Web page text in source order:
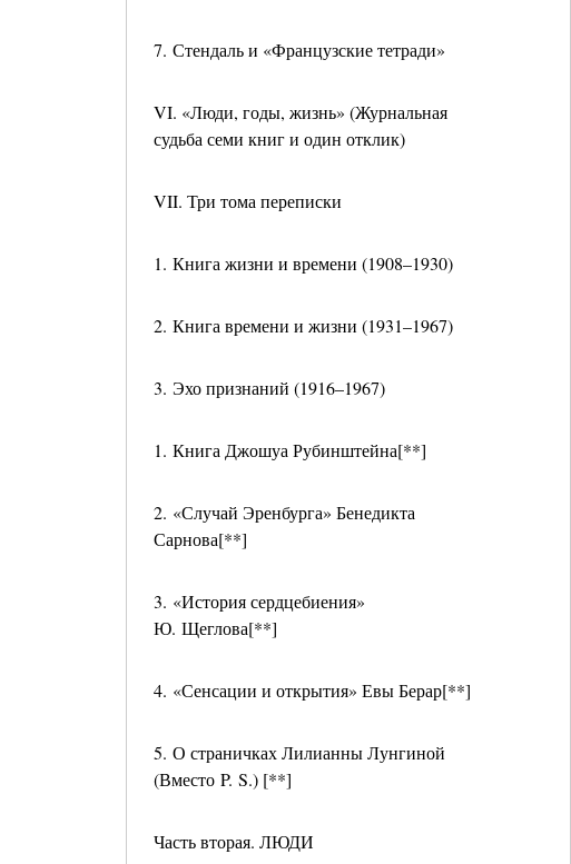
7. Стендаль и «Французские тетради»
VI. «Люди, годы, жизнь» (Журнальная
судьба семи книг и один отклик)
VII. Три тома переписки
1. Книга жизни и времени (1908–1930)
2. Книга времени и жизни (1931–1967)
3. Эхо признаний (1916–1967)
1. Книга Джошуа Рубинштейна[**]
2. «Случай Эренбурга» Бенедикта
Сарнова[**]
3. «История сердцебиения»
Ю. Щеглова[**]
4. «Сенсации и открытия» Евы Берар[**]
5. О страничках Лилианны Лунгиной
(Вместо P. S.) [**]
Часть вторая. ЛЮДИ